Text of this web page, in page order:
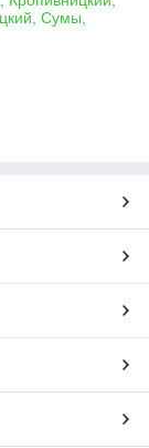
Сумы,